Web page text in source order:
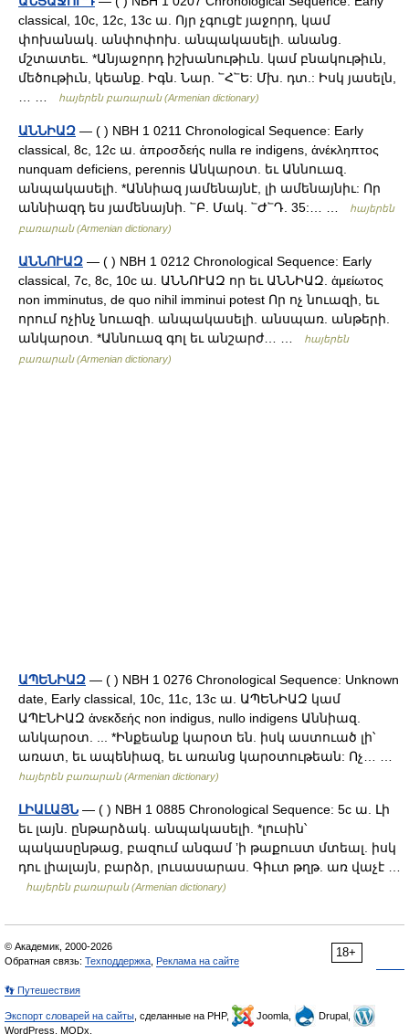
classical, 10c, 12c, 13c ա. Ոյր չգուցէ յաջորդ, կամ
փոխանակ. անփոփոխ. անպակասելի. անանց.
մշտատեւ. *Անյաջորդ իշխանութիւն. կամ բնակութիւն,
մեծութիւն, կեանք. Իգն. Նար. ՟Հ՟Ե: Մխ. դտ.: Իսկ յասելն,
հայերեն բառարան (Armenian dictionary)
ԱՆՆԻԱԶ — ( ) NBH 1 0211 Chronological Sequence: Early
classical, 8c, 12c ա. ἁπροσδεής nulla re indigens, ἁνέκληπτος
nunquam deficiens, perennis Անկարօտ. եւ Աննուազ.
անպակասելի. *Աննիազ յամենայնէ, լի ամենայնիւ: Որ
աննիազդ ես յամենայնի. ՟Բ. Մակ. ՟Ժ՟Դ. 35:… …
հայերեն
բառարան (Armenian dictionary)
ԱՆՆՈՒԱԶ — ( ) NBH 1 0212 Chronological Sequence: Early
classical, 7c, 8c, 10c ա. ԱՆՆՈՒԱԶ որ եւ ԱՆՆԻԱԶ. ἁμείωτος
non imminutus, de quo nihil imminui potest Որ ոչ նուազի, եւ
որում ոչինչ նուազի. անպակասելի. անսպառ. անթերի.
անկարօտ. *Աննուազ գոլ եւ անշարժ… …
հայերեն
բառարան (Armenian dictionary)
ԱՊԵՆԻԱԶ — ( ) NBH 1 0276 Chronological Sequence: Unknown
date, Early classical, 10c, 11c, 13c ա. ԱՊԵՆԻԱԶ կամ
ԱՊԷՆԻԱԶ ἁνεκδεής non indigus, nullo indigens Աննիազ.
անկարօտ. ... *Ինքեանք կարօտ են. իսկ աստուած լի՝
առատ, եւ ապենիազ, եւ առանց կարօտութեան: Ոչ… …
հայերեն բառարան (Armenian dictionary)
ԼԻԱԼԱՅՆ — ( ) NBH 1 0885 Chronological Sequence: 5c ա. Լի
եւ լայն. ընթարձակ. անպակասելի. *լուսին՝
պակասընթաց, բազում անգամ ʼի թաքուստ մտեալ. իսկ
դու լիալայն, բարձր, լուսասարաս. Գիւտ թղթ. առ վաչէ …
հայերեն բառարան (Armenian dictionary)
18+
© Академик, 2000-2026
Обратная связь: Техподдержка Реклама на сайте
👣 Путешествия
Экспорт словарей на сайты , сделанные на PHP, Joomla,
Drupal,
WordPress, MODx.